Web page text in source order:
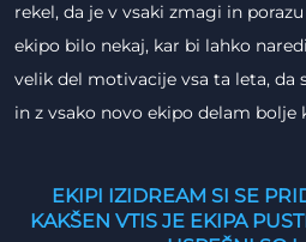
rekel, da je v vsaki zmagi in
ekipo bilo nekaj, kar bi lahko
velik del motivacije vsa ta leta, da
in z vsako novo ekipo delam bolje
EKIPI IZIDREAM SI SE
KAKŠEN VTIS JE EKIPA